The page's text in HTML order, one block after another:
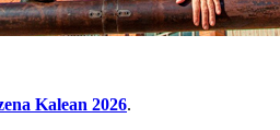
Kalean 2026.